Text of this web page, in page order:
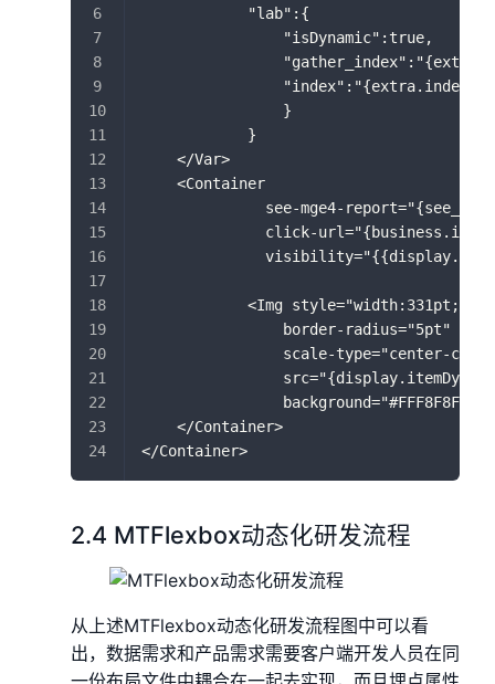
            "lab":{
                "isDynamic":true,
                "index":"{extra.index}"
                }
            }
    </Var>
    <Container
see-mge4-
click-
<Img
                border-radius="5pt"
                scale-type="center-crop"
background="#FFF8F8F8"
    </Container>
</Container>
2.4 MTFlexbox动态化研发流程
从上述MTFlexbox动态化研发流程图中可以看
出，数据需求和产品需求需要客户端开发人员在同